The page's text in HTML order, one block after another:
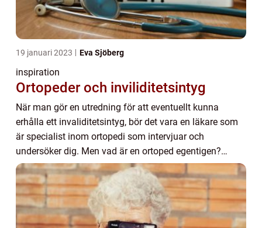
19 januari 2023 Eva Sjöberg
inspiration
Ortopeder och inviliditetsintyg
När man gör en utredning för att eventuellt kunna
erhålla ett invaliditetsintyg, bör det vara en läkare som
är specialist inom ortopedi som intervjuar och
undersöker dig. Men vad är en ortoped egentigen?
Ortopeder och invaliditetsintyg Ortopedi är en...